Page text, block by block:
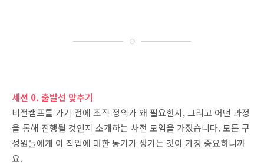
세션 0. 출발선 맞추기
비전캠프를 가기 전에 조직 정의가 왜 필요한지, 그리고 어떤 과정
을 통해 진행될 것인지 소개하는 사전 모임을 가졌습니다. 모든 구
성원들에게 이 작업에 대한 동기가 생기는 것이 가장 중요하니까
요.